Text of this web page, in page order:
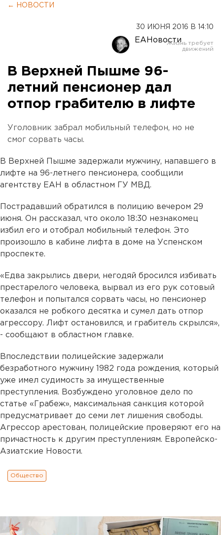
← НОВОСТИ
30 ИЮНЯ 2016 В 14:10
ЕАНовости
В Верхней Пышме 96-
летний пенсионер дал
отпор грабителю в лифте
Уголовник забрал мобильный телефон, но не
смог сорвать часы.
В Верхней Пышме задержали мужчину, напавшего в
лифте на 96-летнего пенсионера, сообщили
агентству ЕАН в областном ГУ МВД.
Пострадавший обратился в полицию вечером 29
июня. Он рассказал, что около 18:30 незнакомец
избил его и отобрал мобильный телефон. Это
произошло в кабине лифта в доме на Успенском
проспекте.
«Едва закрылись двери, негодяй бросился избивать
престарелого человека, вырвал из его рук сотовый
телефон и попытался сорвать часы, но пенсионер
оказался не робкого десятка и сумел дать отпор
агрессору. Лифт остановился, и грабитель скрылся»,
- сообщают в областном главке.
Впоследствии полицейские задержали
безработного мужчину 1982 года рождения, который
уже имел судимость за имущественные
преступления. Возбуждено уголовное дело по
статье «Грабеж», максимальная санкция которой
предусматривает до семи лет лишения свободы.
Агрессор арестован, полицейские проверяют его на
причастность к другим преступлениям. Европейско-
Азиатские Новости.
Общество